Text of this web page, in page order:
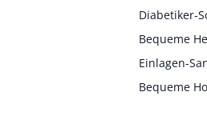
Diabetiker-
Bequeme
Einlagen-
Bequeme